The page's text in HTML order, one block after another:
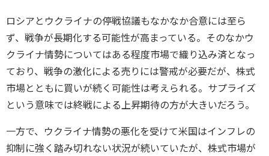
ロシアとウクライナの停戦協議もなかなか合意には至ら
ず、戦争が長期化する可能性が高まっている。そのなかウ
クライナ情勢についてはある程度市場で織り込み済となっ
ており、戦争の激化による売りには警戒が必要だが、株式
市場とともに買いが続く可能性は考えられる。サプライズ
という意味では終戦による上昇期待の方が大きいだろう。
一方で、ウクライナ情勢の悪化を受けて米国はインフレの
抑制に強く踏み切れない状況が続いていたが、株式市場が